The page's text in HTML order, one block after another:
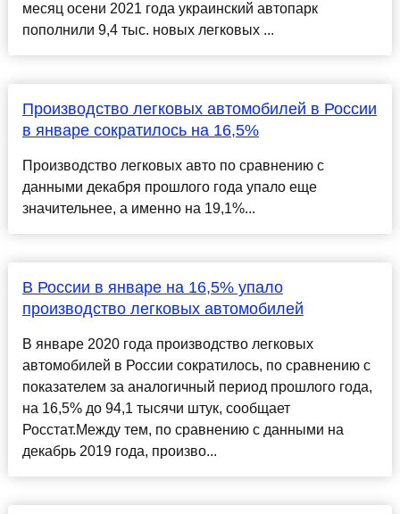
месяц осени 2021 года украинский автопарк
пополнили 9,4 тыс. новых легковых ...
Производство легковых автомобилей в России
в январе сократилось на 16,5%
Производство легковых авто по сравнению с
данными декабря прошлого года упало еще
значительнее, а именно на 19,1%...
В России в январе на 16,5% упало
производство легковых автомобилей
В январе 2020 года производство легковых
автомобилей в России сократилось, по сравнению с
показателем за аналогичный период прошлого года,
на 16,5% до 94,1 тысячи штук, сообщает
Росстат.Между тем, по сравнению с данными на
декабрь 2019 года, произво...